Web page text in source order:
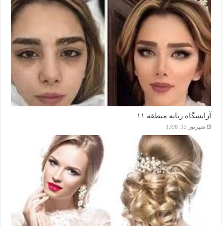
آرایشگاه زنانه منطقه ۱۱
شهریور 13, 1398